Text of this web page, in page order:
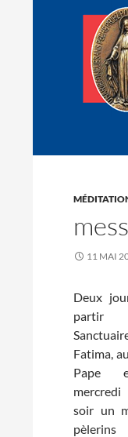
11 MAI
Deux
partir
Fatima,
Pape
soir un